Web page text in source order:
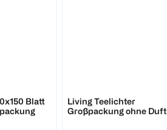
Blatt
Living Teelichter
Großpackung ohne Duft